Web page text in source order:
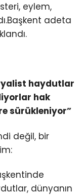
eylem,
adeta
haydutlar
hak
sürükleniyor”
değil, bir
dünyanın